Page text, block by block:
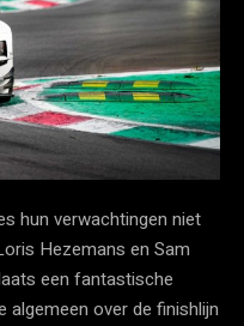
hun verwachtingen niet
Hezemans en Sam
een fantastische
algemeen over de finishlijn